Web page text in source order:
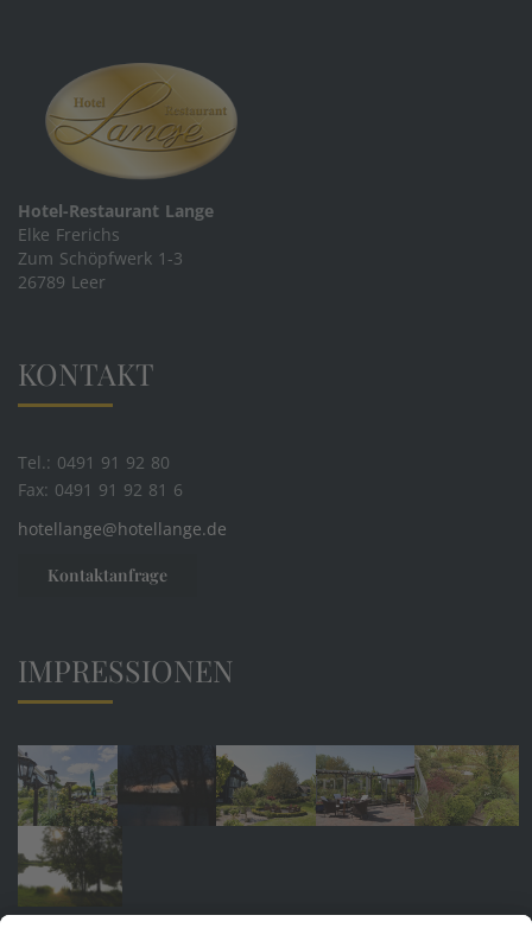
Hotel-Restaurant Lange
Elke Frerichs
Zum Schöpfwerk 1-3
26789 Leer
KONTAKT
Tel.: 0491 91 92 80
Fax: 0491 91 92 81 6
hotellange@hotellange.de
Kontaktanfrage
IMPRESSIONEN